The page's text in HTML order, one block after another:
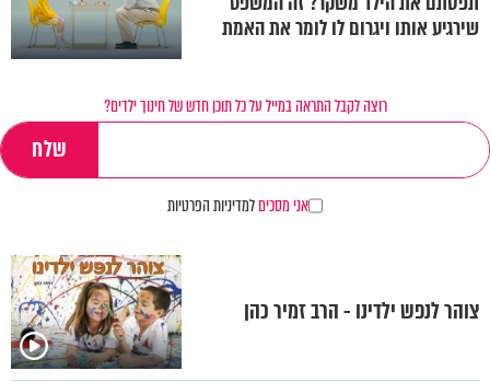
שירגיע אותו ויגרום לו לומר את האמת
רוצה לקבל התראה במייל על כל תוכן חדש של חינוך ילדים?
אני מסכיםלמדיניות הפרטיות
צוהר לנפש ילדינו - הרב זמיר כהן